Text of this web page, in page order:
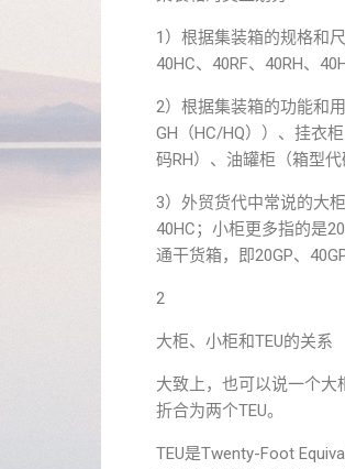
1）根据集装箱的规格和
40HC、40RF、40RH、
2）根据集装箱的功能和
GH（HC/HQ））、挂衣
码RH）、油罐柜（箱型代
3）外贸货代中常说的大
40HC；小柜更多指的是
通干货箱，即20GP、
2
大柜、小柜和TEU的关系
大致上，也可以说一个大
折合为两个TEU。
TEU是Twenty-Foot